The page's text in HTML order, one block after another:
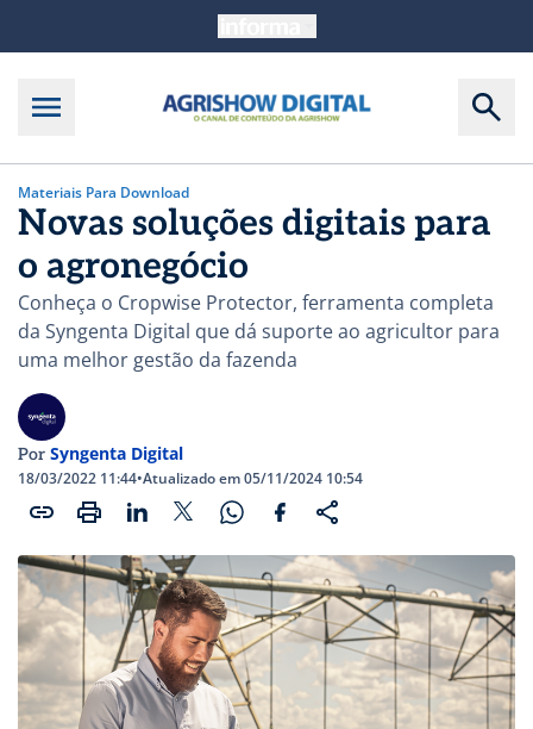
Materiais Para Download
Novas soluções digitais para
o agronegócio
Conheça o Cropwise Protector, ferramenta completa
da Syngenta Digital que dá suporte ao agricultor para
uma melhor gestão da fazenda
Por Syngenta Digital
18/03/2022 11:44•Atualizado em 05/11/2024 10:54